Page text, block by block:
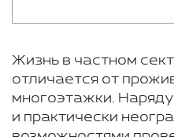
Жизнь в частном
отличается от
многоэтажки.
и практически